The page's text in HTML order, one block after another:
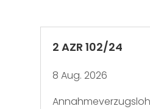
2 AZR 102/24
8 Aug. 2026